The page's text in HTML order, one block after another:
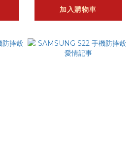
加入購物車